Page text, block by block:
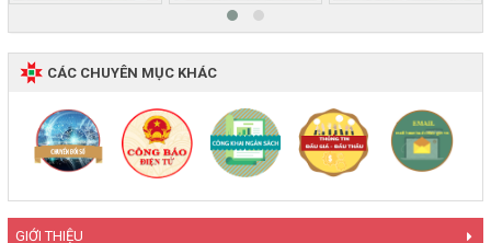
GIỚI THIỆU
(04/08/2026, 00:00)
Thông báo về việc niêm yết công khai Dự thảo phương án bồi
thường, hỗ trợ và bảng công khai phương án chi tiết kinh phí bồi
thường, hỗ trợ khi Nhà nước thu hồi đất để thực hiện Dự án: Cải
tạo, nâng cấp đường Nơ Trang Lơng (đoạn từ đường Nguyễn Hiền
(30/07/2026, 00:00)
CÁC CHUYÊN MỤC KHÁC